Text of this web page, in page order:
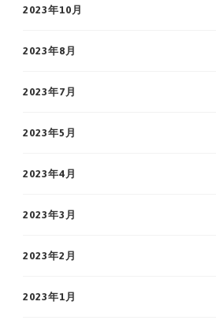
2023年10月
2023年8月
2023年7月
2023年5月
2023年4月
2023年3月
2023年2月
2023年1月